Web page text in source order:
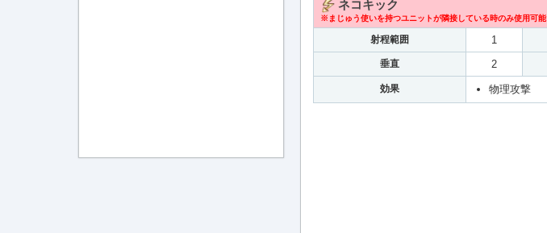
ネコキック
※まじゅう使いを持つユニットが隣接している時のみ使用可能
射程範囲 1
垂直 2
効果 物理攻撃